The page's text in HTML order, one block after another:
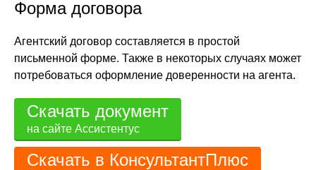
Форма договора
Агентский договор составляется в простой
письменной форме. Также в некоторых случаях может
потребоваться оформление доверенности на агента.
Скачать документ
на сайте Ассистентус
Скачать в КонсультантПлюс